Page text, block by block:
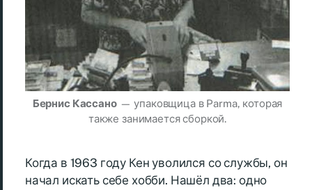
Бернис Кассано— упаковщица в Parma, которая
также занимается сборкой.
Когда в 1963 году Кен уволился со службы, он
начал искать себе хобби. Нашёл два: одно